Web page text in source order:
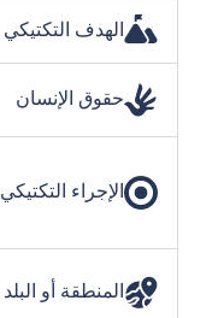
الهدف التكتيكي
حقوق الإنسان
الإجراء التكتيكي
المنطقة أو البلد